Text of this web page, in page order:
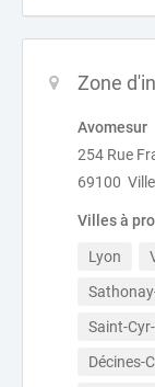
Zone
Avomesur
254 Rue
69100
Villes à
Lyon
Saint-
Décines-